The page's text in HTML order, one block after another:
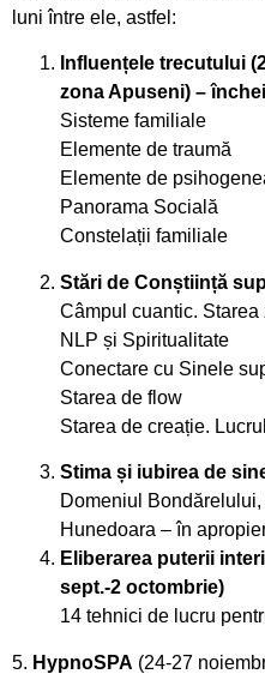
luni între ele, astfel:
Influențele trecutului
zona Apuseni) –
Sisteme familiale
Elemente de traumă
Elemente de
Panorama Socială
Constelații familiale
Stări de Conștiință
Câmpul cuantic. Starea
NLP și Spiritualitate
Conectare cu Sinele
Starea de flow
Starea de creație.
Stima și iubirea de
Domeniul
Hunedoara – în
Eliberarea puterii
sept.-2 octombrie)
14 tehnici de lucru
5. HypnoSPA (24-27